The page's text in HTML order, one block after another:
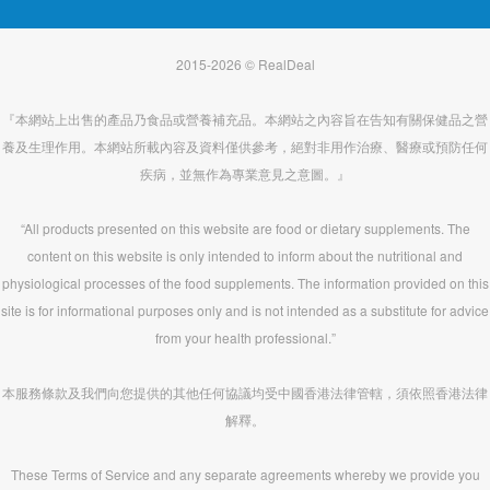
2015-2026 © RealDeal
『本網站上出售的產品乃食品或營養補充品。本網站之內容旨在告知有關保健品之營
養及生理作用。本網站所載內容及資料僅供參考，絕對非用作治療、醫療或預防任何
疾病，並無作為專業意見之意圖。』
“All products presented on this website are food or dietary supplements. The
content on this website is only intended to inform about the nutritional and
physiological processes of the food supplements. The information provided on this
site is for informational purposes only and is not intended as a substitute for advice
from your health professional.”
本服務條款及我們向您提供的其他任何協議均受中國香港法律管轄，須依照香港法律
解釋。
These Terms of Service and any separate agreements whereby we provide you